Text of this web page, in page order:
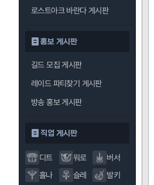
로스트아크 바란다 게시판
홍보 게시판
길드 모집 게시판
레이드 파티찾기 게시판
방송 홍보 게시판
직업 게시판
디트 워로
버서
홀나
슬레
발키